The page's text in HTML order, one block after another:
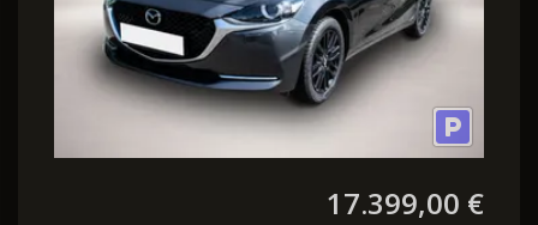
17.399,00 €